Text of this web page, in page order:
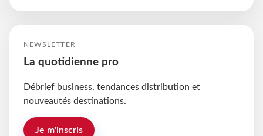
NEWSLETTER
La quotidienne pro
Débrief business, tendances distribution et
nouveautés destinations.
Je m'inscris